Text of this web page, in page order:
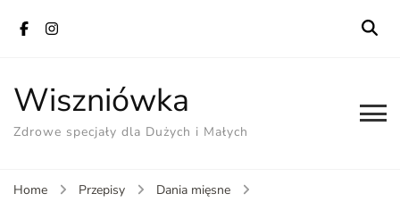
Wiszniówka
Zdrowe specjały dla Dużych i Małych
Home Przepisy
Dania mięsne